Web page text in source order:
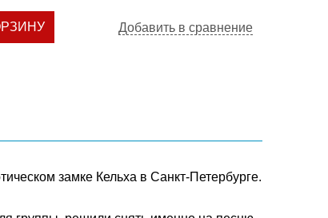
Добавить в сравнение
замке Кельха в Санкт-Петербурге.